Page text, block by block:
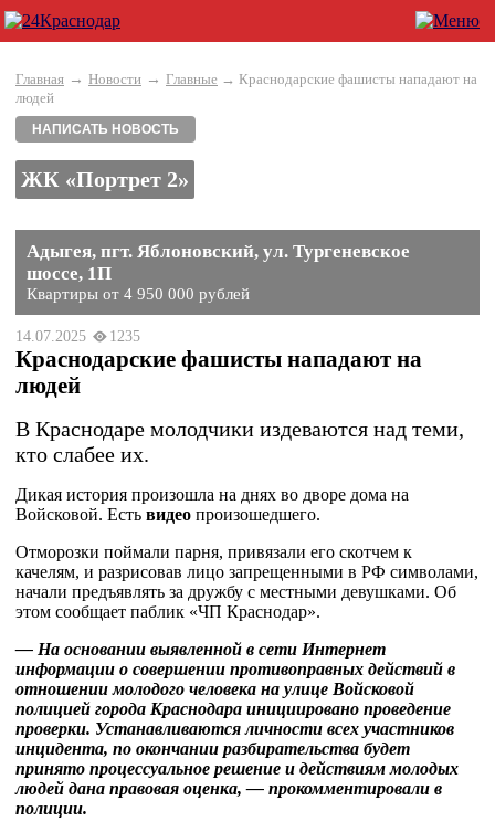
Главная → Новости → Главные → Краснодарские фашисты нападают на
людей
НАПИСАТЬ НОВОСТЬ
ЖК «Портрет 2»
Адыгея, пгт. Яблоновский, ул. Тургеневское
шоссе, 1П
Квартиры от 4 950 000 рублей
14.07.2025 1235
Краснодарские фашисты нападают на
людей
В Краснодаре молодчики издеваются над теми,
кто слабее их.
Дикая история произошла на днях во дворе дома на
Войсковой. Есть видео произошедшего.
Отморозки поймали парня, привязали его скотчем к
качелям, и разрисовав лицо запрещенными в РФ символами,
начали предъявлять за дружбу с местными девушками. Об
этом сообщает паблик «ЧП Краснодар».
— На основании выявленной в сети Интернет
информации о совершении противоправных действий в
отношении молодого человека на улице Войсковой
полицией города Краснодара инициировано проведение
проверки. Устанавливаются личности всех участников
инцидента, по окончании разбирательства будет
принято процессуальное решение и действиям молодых
людей дана правовая оценка, — прокомментировали в
полиции.